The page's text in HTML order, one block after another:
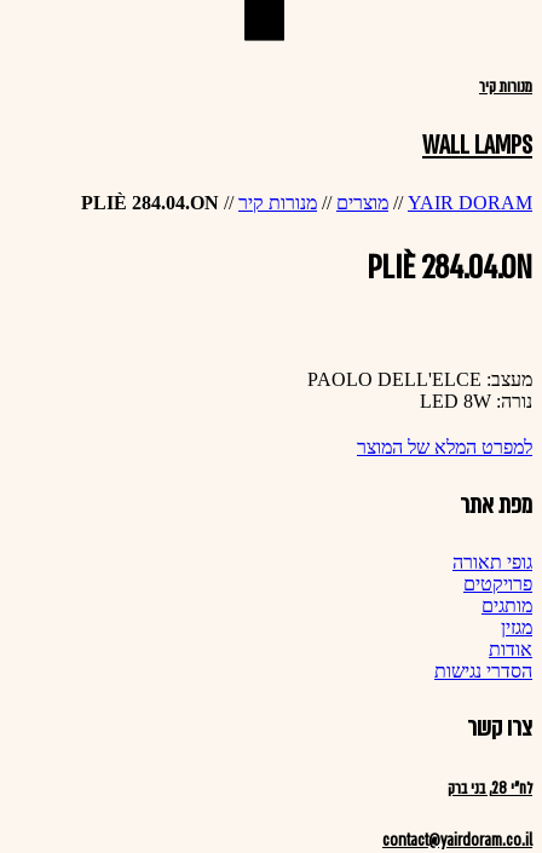
מנורות קיר
WALL LAMPS
YAIR DORAM
// מוצרים // מנורות קיר//
PLIÈ 284.04.ON
PLIÈ 284.04.ON
מעצב: PAOLO DELL'ELCE
נורה: LED 8W
למפרט המלא של המוצר
מפת אתר
גופי תאורה
פרויקטים
מותגים
מגזין
אודות
הסדרי נגישות
צרו קשר
לח"י 28, בני ברק
contact@yairdoram.co.il